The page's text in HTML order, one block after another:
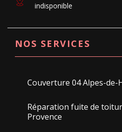
indisponible
NOS SERVICES
Couverture 04 Alpes-de-
Réparation fuite de
Provence